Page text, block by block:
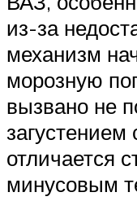
из-за
механизм
морозную
вызвано не
загустением
отличается
минусовым